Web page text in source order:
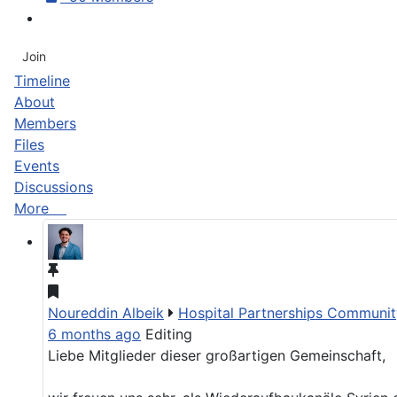
Join
Timeline
About
Members
Files
Events
Discussions
More
Noureddin Albeik
Hospital Partnerships
6 months ago Editing
Liebe Mitglieder dieser großartigen Gemeinschaft,